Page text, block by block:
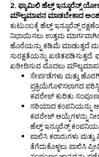
2. ಫ್ಯಾಮಿಲಿ ಹೆಲ್ತ್ ಇನ್ಶೂರೆನ್ಸ್
ಮೌಲ್ಯಮಾಪನ ಮಾಡಬೇಕಾದ
ಕುಟುಂಬಕ್ಕೆ ಹೆಲ್ತ್ ಇನ್ಶೂರೆನ್ಸ್
ನಿಭಾಯಿಸಲು ಉತ್ತಮ
ಹೊರೆಯನ್ನು ಕಡಿಮೆ ಮಾಡುತ್ತದೆ
ಸುರಕ್ಷತೆಯನ್ನು
ಖರೀದಿಸುವ ಮೊದಲು
ಸೇರ್ಪಡೆಗಳು ಮತ್ತು
ಪ್ರಕ್ರಿಯೆಗೊಳಿಸಲಾಗದ
ಕವರೇಜ್ ಕುರಿತು
ಸರಿಯಾದ ಕಂಪನಿಯನ್ನು
ಕವರೇಜ್ ಆಯ್ಕೆಗಳನ್ನು
ಹೆಲ್ತ್ ಇನ್ಶೂರೆನ್ಸ್
ಪಾಲಿಸಿ ಕರಾರುಗಳು
ತೆಗೆದುಕೊಳ್ಳಲು ಪಾಲಿಸಿ